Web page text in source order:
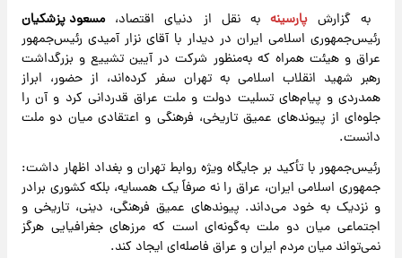
به گزارش پارسینه به نقل از دنیای اقتصاد،مسعود پزشکیان
رئیس‌جمهوری اسلامی ایران در دیدار با آقای نزار آمیدی رئیس‌جمهور
عراق و هیئت همراه که به‌منظور شرکت در آیین تشییع و بزرگداشت
رهبر شهید انقلاب اسلامی به تهران سفر کرده‌اند، از حضور، ابراز
همدردی و پیام‌های تسلیت دولت و ملت عراق قدردانی کرد و آن را
جلوه‌ای از پیوندهای عمیق تاریخی، فرهنگی و اعتقادی میان دو ملت
دانست.
رئیس‌جمهور با تأکید بر جایگاه ویژه روابط تهران و بغداد اظهار داشت:
جمهوری اسلامی ایران، عراق را نه صرفاً یک همسایه، بلکه کشوری برادر
و نزدیک به خود می‌داند. پیوندهای عمیق فرهنگی، دینی، تاریخی و
اجتماعی میان دو ملت به‌گونه‌ای است که مرزهای جغرافیایی هرگز
نمی‌تواند میان مردم ایران و عراق فاصله‌ای ایجاد کند.